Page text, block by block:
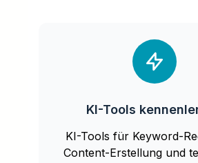
KI-Tools
KI-Tools für Keyword-
Content-Erstellung und